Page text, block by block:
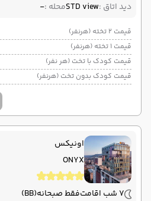
دید اتاق :STD viewمحله :-
قیمت 2 تخته (هرنفر)
قیمت 1 تخته (هرنفر)
قیمت کودک با تخت (هر نفر)
قیمت کودک بدون تخت (هرنفر)
اونیکس
ONYX
7 شب اقامت فقط صبحانه(BB)